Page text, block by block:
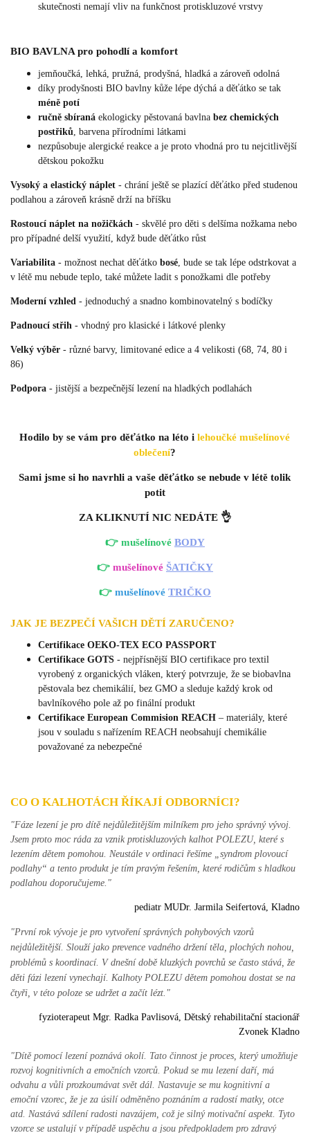
skutečnosti nemají vliv na funkčnost protiskluzové vrstvy
BIO BAVLNA pro pohodlí a komfort
jemňoučká, lehká, pružná, prodyšná, hladká a zároveň odolná
díky prodyšnosti BIO bavlny kůže lépe dýchá a děťátko se tak
méně potí
ručně sbíraná ekologicky pěstovaná bavlna bez chemických
postřiků, barvena přírodními látkami
nezpůsobuje alergické reakce a je proto vhodná pro tu nejcitlivější
dětskou pokožku
Vysoký a elastický náplet - chrání ještě se plazící děťátko před studenou
podlahou a zároveň krásně drží na bříšku
Rostoucí náplet na nožičkách - skvělé pro děti s delšíma nožkama nebo
pro případné delší využití, když bude děťátko růst
Variabilita - možnost nechat děťátko bosé, bude se tak lépe odstrkovat a
v létě mu nebude teplo, také můžete ladit s ponožkami dle potřeby
Moderní vzhled - jednoduchý a snadno kombinovatelný s bodíčky
Padnoucí střih - vhodný pro klasické i látkové plenky
Velký výběr - různé barvy, limitované edice a 4 velikosti (68, 74, 80 i
86)
Podpora - jistější a bezpečnější lezení na hladkých podlahách
Hodilo by se vám pro děťátko na léto ilehoučké mušelínové
oblečení?
Sami jsme si ho navrhli a vaše děťátko se nebude v létě tolik
potit
ZA KLIKNUTÍ NIC NEDÁTE 👌
👉 mušelínové BODY
👉 mušelínové ŠATIČKY
👉 mušelínové TRIČKO
JAK JE BEZPEČÍ VAŠICH DĚTÍ ZARUČENO?
Certifikace OEKO-TEX ECO PASSPORT
Certifikace GOTS - nejpřísnější BIO certifikace pro textil
vyrobený z organických vláken, který potvrzuje, že se biobavlna
pěstovala bez chemikálií, bez GMO a sleduje každý krok od
bavlníkového pole až po finální produkt
Certifikace European Commision REACH – materiály, které
jsou v souladu s nařízením REACH neobsahují chemikálie
považované za nebezpečné
CO O KALHOTÁCH ŘÍKAJÍ ODBORNÍCI?
"Fáze lezení je pro dítě nejdůležitějším milníkem pro jeho správný vývoj.
Jsem proto moc ráda za vznik protiskluzových kalhot POLEZU, které s
lezením dětem pomohou. Neustále v ordinaci řešíme „syndrom plovoucí
podlahy“ a tento produkt je tím pravým řešením, které rodičům s hladkou
podlahou doporučujeme."
pediatr MUDr. Jarmila Seifertová, Kladno
"První rok vývoje je pro vytvoření správných pohybových vzorů
nejdůležitější. Slouží jako prevence vadného držení těla, plochých nohou,
problémů s koordinací. V dnešní době kluzkých povrchů se často stává, že
děti fázi lezení vynechají. Kalhoty POLEZU dětem pomohou dostat se na
čtyři, v této poloze se udržet a začít lézt."
fyzioterapeut Mgr. Radka Pavlisová, Dětský rehabilitační stacionář
Zvonek Kladno
"Dítě pomocí lezení poznává okolí. Tato činnost je proces, který umožňuje
rozvoj kognitivních a emočních vzorců. Pokud se mu lezení daří, má
odvahu a vůli prozkoumávat svět dál. Nastavuje se mu kognitivní a
emoční vzorec, že je za úsilí odměněno poznáním a radostí matky, otce
atd. Nastává sdílení radosti navzájem, což je silný motivační aspekt. Tyto
vzorce se ustalují v případě uspěchu a jsou předpokladem pro zdravý